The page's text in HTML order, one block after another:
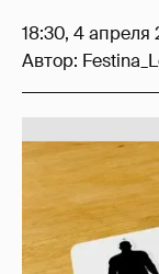
18:30, 4 апреля
Автор: